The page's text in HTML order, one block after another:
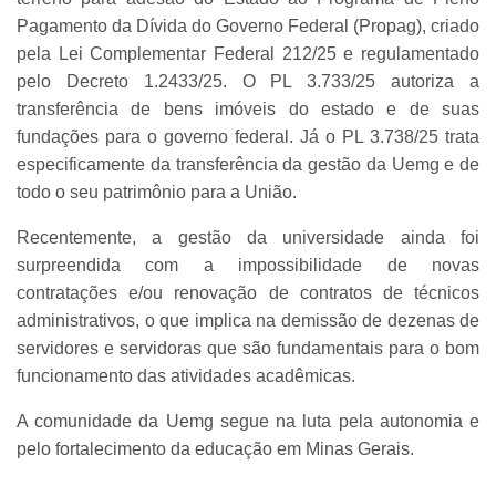
Pagamento da Dívida do Governo Federal (Propag), criado
pela Lei Complementar Federal 212/25 e regulamentado
pelo Decreto 1.2433/25. O PL 3.733/25 autoriza a
transferência de bens imóveis do estado e de suas
fundações para o governo federal. Já o PL 3.738/25 trata
especificamente da transferência da gestão da Uemg e de
todo o seu patrimônio para a União.
Recentemente, a gestão da universidade ainda foi
surpreendida com a impossibilidade de novas
contratações e/ou renovação de contratos de técnicos
administrativos, o que implica na demissão de dezenas de
servidores e servidoras que são fundamentais para o bom
funcionamento das atividades acadêmicas.
A comunidade da Uemg segue na luta pela autonomia e
pelo fortalecimento da educação em Minas Gerais.